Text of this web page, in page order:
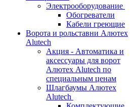
Электрооборудование
Обогреватели
Кабели греющие
Ворота и рольставни Алютех
Alutech
Акция - Автоматика и
аксессуары для ворот
Алютех Alutech по
специальным ценам
Шлагбаумы Алютех
Alutech